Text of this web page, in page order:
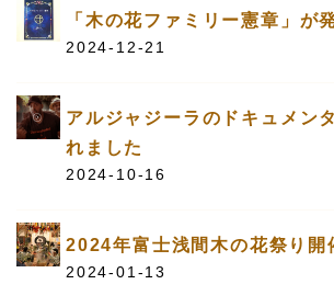
「木の花ファミリー憲章」が
2024-12-21
アルジャジーラのドキュメン
れました
2024-10-16
2024年富士浅間木の花祭り開
2024-01-13